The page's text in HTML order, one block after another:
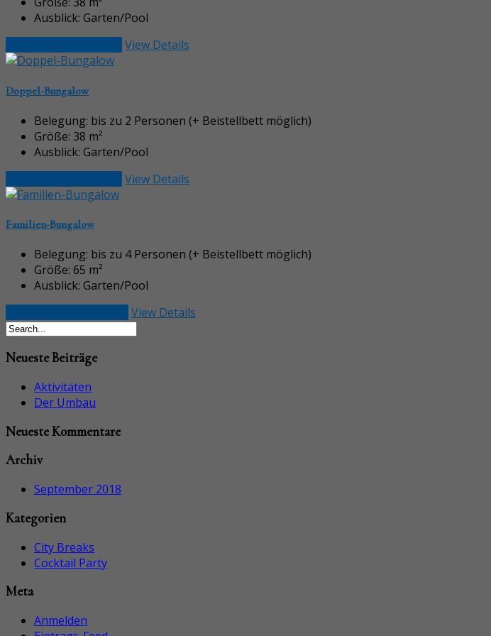
Ausblick: Garten/Pool
View Details
Doppel-Bungalow
Belegung: bis zu 2 Personen (+ Beistellbett möglich)
Größe: 38 m²
Ausblick: Garten/Pool
View Details
Familien-Bungalow
Belegung: bis zu 4 Personen (+ Beistellbett möglich)
Größe: 65 m²
Ausblick: Garten/Pool
View Details
Neueste Beiträge
Aktivitäten
Der Umbau
Neueste Kommentare
Archiv
September 2018
Kategorien
City Breaks
Cocktail Party
Meta
Anmelden